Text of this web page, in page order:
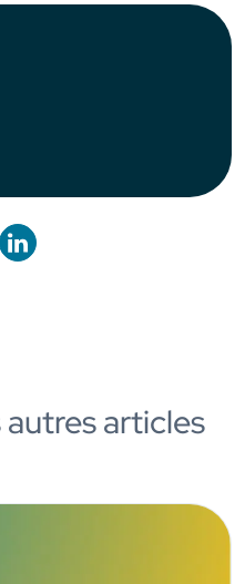
sur Facebook
sur X/Twitter
Partager sur Linkedin
articles